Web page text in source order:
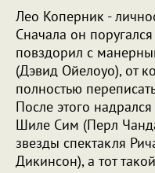
Лео Коперник -
Сначала он
повздорил с
(Дэвид Ойелоуо), от
полностью
После этого
Шиле Сим (Перл
звезды спектакля
Дикинсон), а тот